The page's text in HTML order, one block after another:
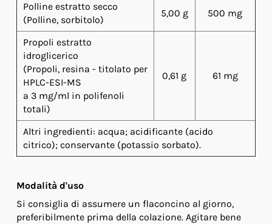
Polline estratto secco
(Polline, sorbitolo)
5,00 g 500 mg
Propoli estratto
idroglicerico
(Propoli, resina - titolato per
HPLC-ESI-MS
a 3 mg/ml in polifenoli
totali)
0,61 g 61 mg
Altri ingredienti: acqua; acidificante (acido
citrico); conservante (potassio sorbato).
Modalità d'uso
Si consiglia di assumere un flaconcino al giorno,
preferibilmente prima della colazione. Agitare bene